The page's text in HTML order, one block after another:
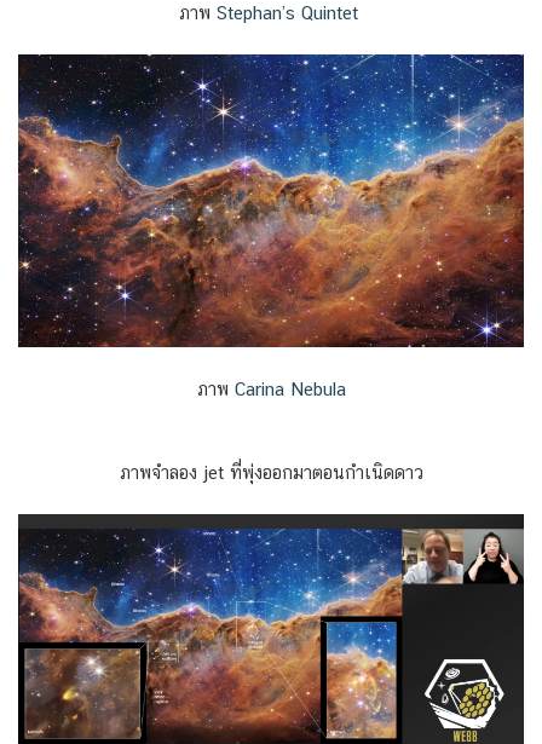
ภาพ Stephan’s Quintet
ภาพ Carina Nebula
ภาพจำลอง jet ที่พุ่งออกมาตอนกำเนิดดาว